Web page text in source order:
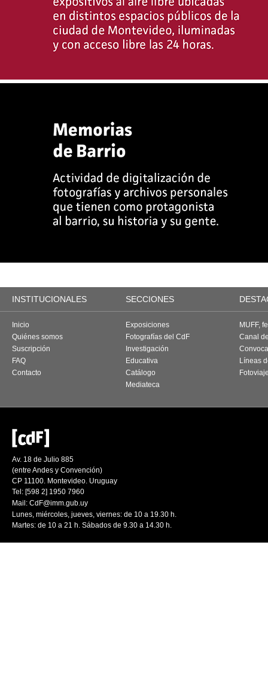
INSTITUCIONALES SECCIONES
Inicio
Quiénes somos
Suscripción
FAQ
Contacto
Exposiciones
Fotografías del CdF
Investigación
Educativa
Catálogo
Mediateca
MUFF,
Canal
Líneas
Av. 18 de Julio 885
(entre Andes y Convención)
CP 11100. Montevideo. Uruguay
Tel: [598 2] 1950 7960
Mail: CdF@imm.gub.uy
Lunes, miércoles, jueves, viernes: de 10 a 19.30 h.
Martes: de 10 a 21 h. Sábados de 9.30 a 14.30 h.